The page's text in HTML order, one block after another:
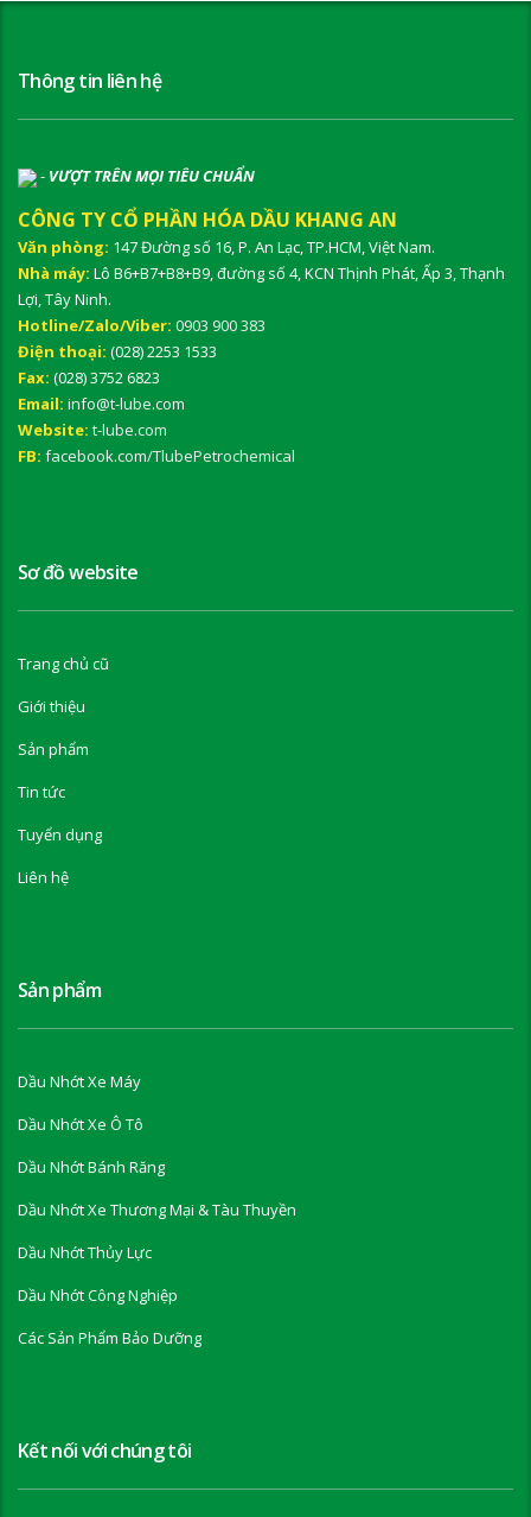
Thông tin liên hệ
- VƯỢT TRÊN MỌI TIÊU CHUẨN
CÔNG TY CỔ PHẦN HÓA DẦU KHANG AN
Văn phòng: 147 Đường số 16, P. An Lạc, TP.HCM, Việt Nam.
Nhà máy: Lô B6+B7+B8+B9, đường số 4, KCN Thịnh Phát, Ấp 3, Thạnh
Lợi, Tây Ninh.
Hotline/Zalo/Viber: 0903 900 383
Điện thoại: (028) 2253 1533
Fax: (028) 3752 6823
Email: info@t-lube.com
Website: t-lube.com
FB: facebook.com/TlubePetrochemical
Sơ đồ website
Trang chủ cũ
Giới thiệu
Sản phẩm
Tin tức
Tuyển dụng
Liên hệ
Sản phẩm
Dầu Nhớt Xe Máy
Dầu Nhớt Xe Ô Tô
Dầu Nhớt Bánh Răng
Dầu Nhớt Xe Thương Mại & Tàu Thuyền
Dầu Nhớt Thủy Lực
Dầu Nhớt Công Nghiệp
Các Sản Phẩm Bảo Dưỡng
Kết nối với chúng tôi